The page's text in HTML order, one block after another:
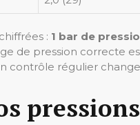
: 1 bar de
de pression
contrôle régulier